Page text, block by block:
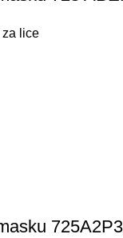
za lice
725A2P3